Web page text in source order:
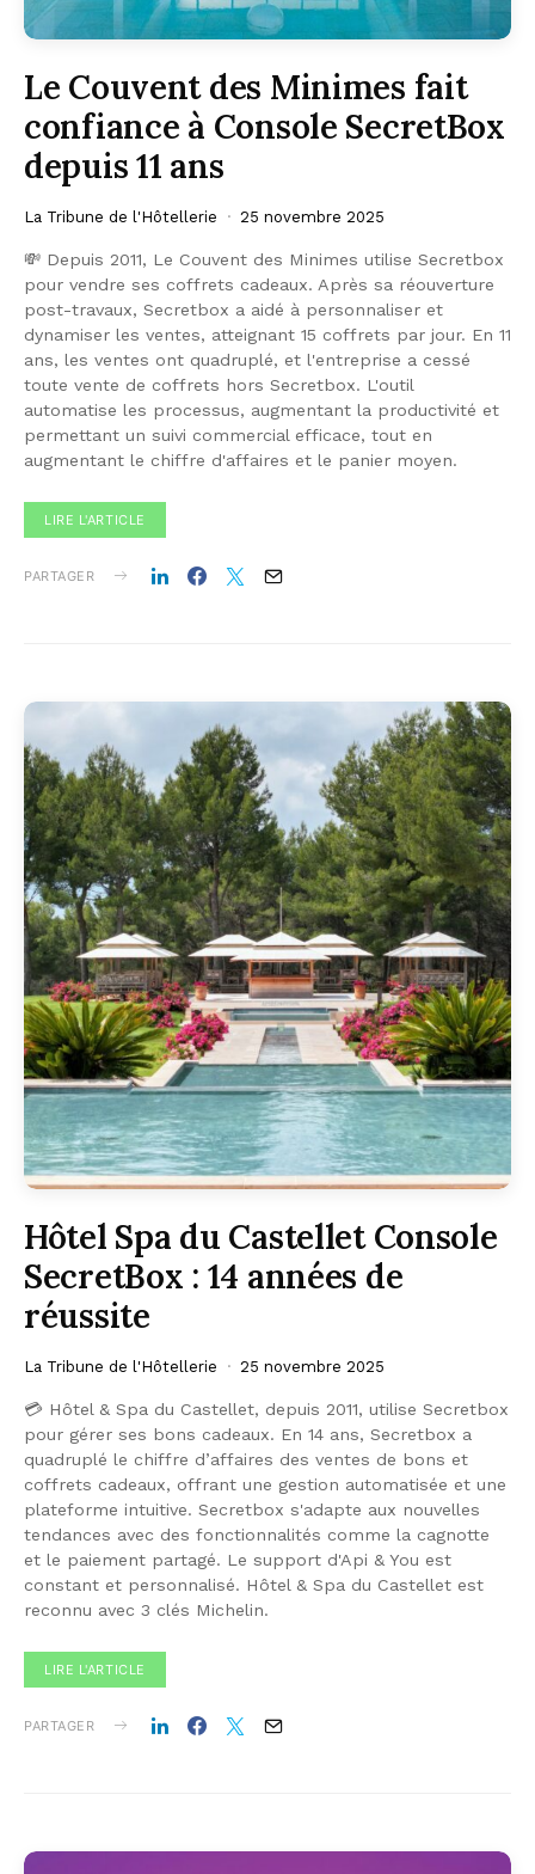
Le Couvent des Minimes fait
confiance à Console SecretBox
depuis 11 ans
La Tribune de l'Hôtellerie 25 novembre 2025
💸 Depuis 2011, Le Couvent des Minimes utilise Secretbox
pour vendre ses coffrets cadeaux. Après sa réouverture
post-travaux, Secretbox a aidé à personnaliser et
dynamiser les ventes, atteignant 15 coffrets par jour. En 11
ans, les ventes ont quadruplé, et l'entreprise a cessé
toute vente de coffrets hors Secretbox. L'outil
automatise les processus, augmentant la productivité et
permettant un suivi commercial efficace, tout en
augmentant le chiffre d'affaires et le panier moyen.
LIRE L'ARTICLE
PARTAGER
Hôtel Spa du Castellet Console
SecretBox : 14 années de
réussite
La Tribune de l'Hôtellerie 25 novembre 2025
💳 Hôtel & Spa du Castellet, depuis 2011, utilise Secretbox
pour gérer ses bons cadeaux. En 14 ans, Secretbox a
quadruplé le chiffre d’affaires des ventes de bons et
coffrets cadeaux, offrant une gestion automatisée et une
plateforme intuitive. Secretbox s'adapte aux nouvelles
tendances avec des fonctionnalités comme la cagnotte
et le paiement partagé. Le support d'Api & You est
constant et personnalisé. Hôtel & Spa du Castellet est
reconnu avec 3 clés Michelin.
LIRE L'ARTICLE
PARTAGER